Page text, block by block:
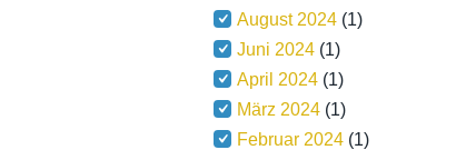
August 2024 (1)
Juni 2024 (1)
April 2024 (1)
März 2024 (1)
Februar 2024 (1)